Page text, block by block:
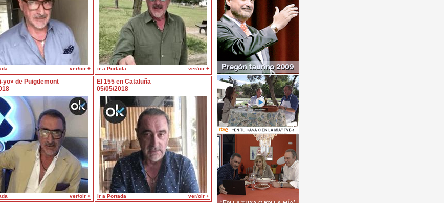
ver/oir + ir a Portada ver/oir +
yo» de Puigdemont
ver/oir +
El 155 en Cataluña
05/05/2018
ir a Portada ver/oir +